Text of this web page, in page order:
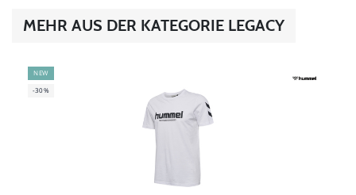
MEHR AUS DER KATEGORIE LEGACY
NEW
-30%